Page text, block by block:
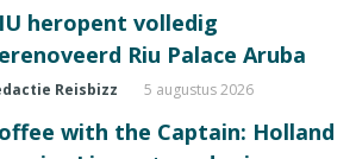
heropent volledig
Riu Palace Aruba
Reisbizz 5 augustus 2026
with the Captain: Holland